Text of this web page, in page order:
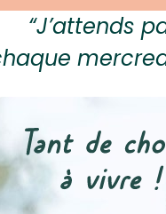
“J’attends